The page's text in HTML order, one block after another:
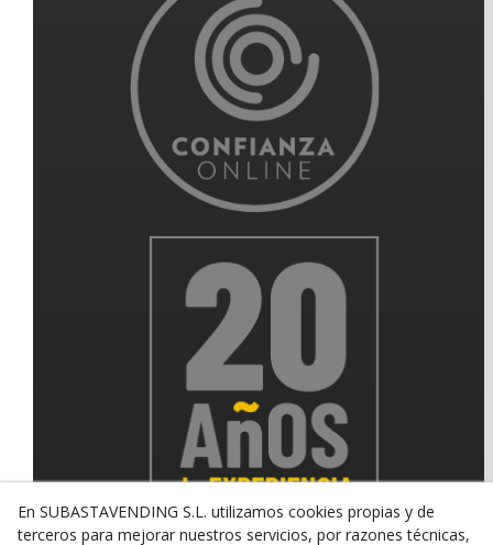
En SUBASTAVENDING S.L. utilizamos cookies propias y de
terceros para mejorar nuestros servicios, por razones técnicas,